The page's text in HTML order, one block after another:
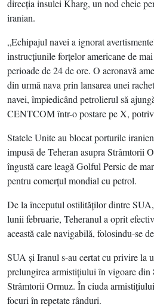
direcţia insulei Kharg, un nod cheie
iranian.
„Echipajul navei a ignorat
instrucţiunile forţelor americane de
perioade de 24 de ore. O aeronavă
din urmă nava prin lansarea unei
navei, împiedicând petrolierul să
CENTCOM într-o postare pe X,
Statele Unite au blocat porturile
impusă de Teheran asupra Strâmtorii
îngustă care leagă Golful Persic de
pentru comerţul mondial cu petrol.
De la începutul ostilităţilor dintre
lunii februarie, Teheranul a oprit
această cale navigabilă, folosindu-se
SUA şi Iranul s-au certat cu privire la
prelungirea armistiţiului în vigoare din
Strâmtorii Ormuz. În ciuda
focuri în repetate rânduri.